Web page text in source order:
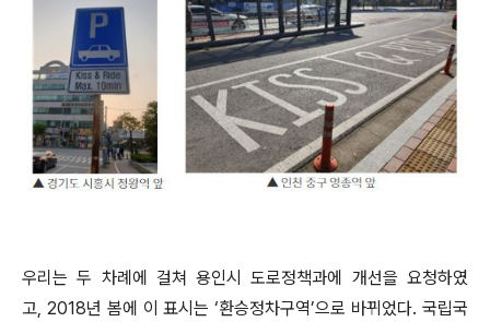
우리는 두 차례에 걸쳐 용인시 도로정책과에 개선을 요청하였
고, 2018년 봄에 이 표시는 ‘환승정차구역’으로 바뀌었다. 국립국